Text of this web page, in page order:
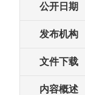
公开日期
发布机构
文件下载
内容概述